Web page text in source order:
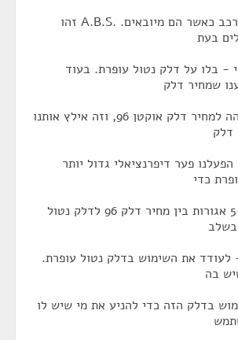
A.B.S המותקנים ברכב כאשר הם מיובאים. .A.B.S זהו
בעת
- בלו על דלק נטול עופרת. בעוד
שמחיר דלק
נטול עופרת יהיה זהה למחיר דלק אוקטן 96, וזה אילץ אותנו
דלק
פער דיפרנציאלי גדול יותר
כדי
להגיע לפער של כ-5 אגורות בין מחיר דלק 96 לדלק נטול
לעודד את השימוש בדלק נטול עופרת.
בה
בדלק הזה כדי להניע את מי שיש לו